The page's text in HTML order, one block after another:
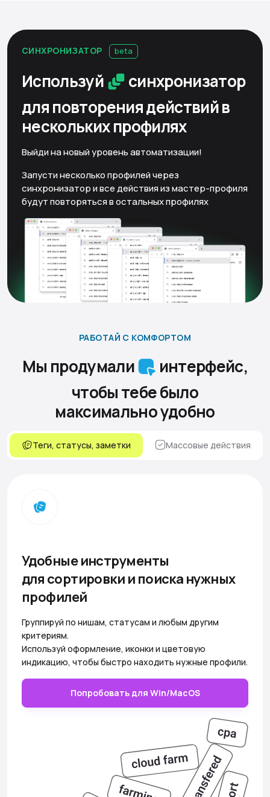
СИНХРОНИЗАТОР beta
Используй
синхронизатор
для повторения действийв
нескольких профилях
Выйди на новый уровень автоматизации!
Запусти несколько профилей через
синхронизатор и все действия из мастер-профиля
будут повторяться в остальных профилях
РАБОТАЙ С КОМФОРТОМ
Мы продумали
интерфейс,
чтобы тебе было
максимально удобно
Теги, статусы, заметки Массовые действия
Удобные инструменты
для сортировки и поиска нужных
профилей
Группируй по нишам, статусам и любым другим
критериям.
Используй оформление, иконки и цветовую
индикацию, чтобы быстро находить нужные профили.
Попробовать для Win/MacOS